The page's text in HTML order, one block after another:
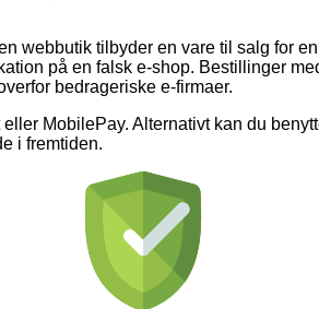
webbutik tilbyder en vare til salg for
på en falsk e-shop. Bestillinger
bedrageriske e-firmaer.
MobilePay. Alternativt kan du
i fremtiden.